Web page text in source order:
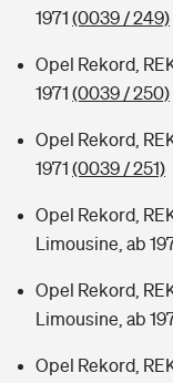
1971 (0039 / 249)
Opel Rekord,
1971 (0039 / 250)
Opel Rekord,
1971 (0039 / 251)
Opel Rekord,
Limousine, ab
Opel Rekord,
Limousine, ab
Opel Rekord,